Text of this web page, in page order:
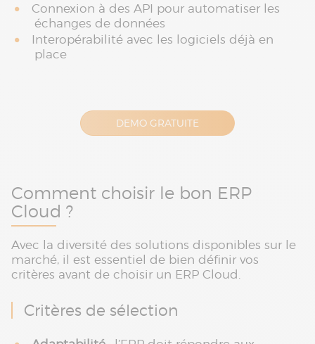
Connexion à des API pour automatiser les
échanges de données
Interopérabilité avec les logiciels déjà en
place
DEMO GRATUITE
Comment choisir le bon ERP
Cloud ?
Avec la diversité des solutions disponibles sur le
marché, il est essentiel de bien définir vos
critères avant de choisir un ERP Cloud.
Critères de sélection